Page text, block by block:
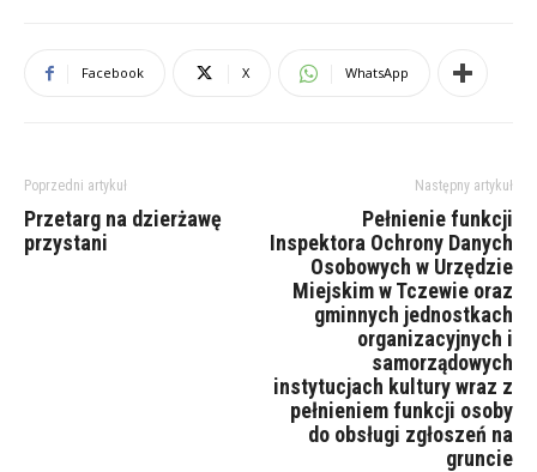
Facebook X WhatsApp
Poprzedni artykuł
Przetarg na dzierżawę
przystani
Następny artykuł
Pełnienie funkcji
Inspektora Ochrony Danych
Osobowych w Urzędzie
Miejskim w Tczewie oraz
gminnych jednostkach
organizacyjnych i
samorządowych
instytucjach kultury wraz z
pełnieniem funkcji osoby
do obsługi zgłoszeń na
gruncie